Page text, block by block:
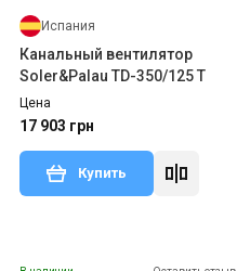
Испания
Канальный вентилятор
Soler&Palau TD-350/125 T
Цена
17 903 грн
Купить